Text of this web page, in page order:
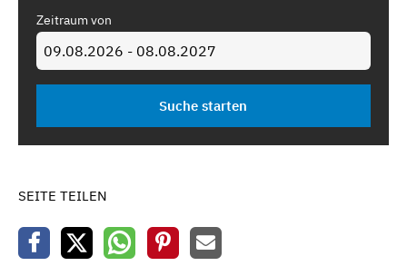
Zeitraum von
SEITE TEILEN